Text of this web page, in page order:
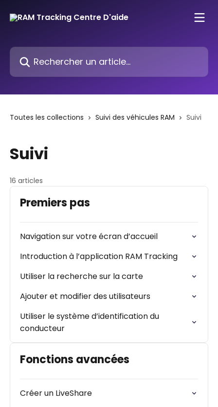
Rechercher un article...
Toutes les collections Suivi des véhicules RAM Suivi
Suivi
16 articles
Premiers pas
Navigation sur votre écran d’accueil
Introduction à l’application RAM Tracking
Utiliser la recherche sur la carte
Ajouter et modifier des utilisateurs
Utiliser le système d’identification du
conducteur
Fonctions avancées
Créer un LiveShare